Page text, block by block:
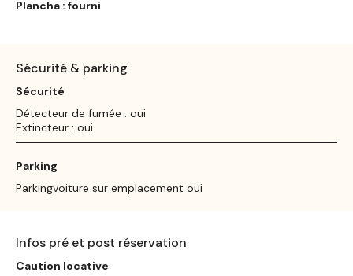
Plancha : fourni
Sécurité & parking
Sécurité
Détecteur de fumée : oui
Extincteur : oui
Parking
Parkingvoiture sur emplacement oui
Infos pré et post réservation
Caution locative